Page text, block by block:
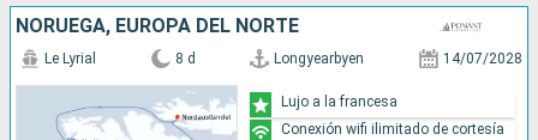
NORUEGA, EUROPA DEL NORTE
Le Lyrial 8 d Longyearbyen 14/07/2028
Lujo a la francesa
Conexión wifi ilimitado de cortesía